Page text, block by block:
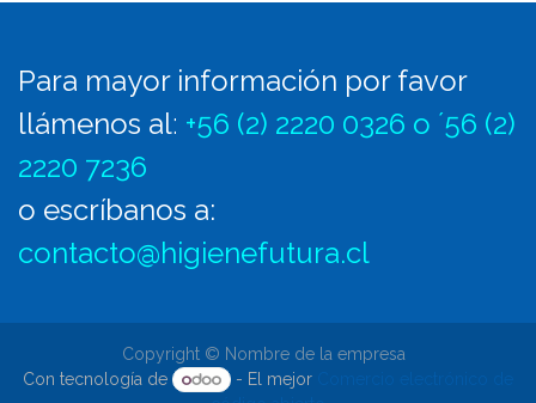
Para mayor información por favor
llámenos al: +56 (2) 2220 0326 o ´56 (2)
2220 7236
o escríbanos a:
contacto@higienefutura.cl
Copyright © Nombre de la empresa
Con tecnología de
- El mejor